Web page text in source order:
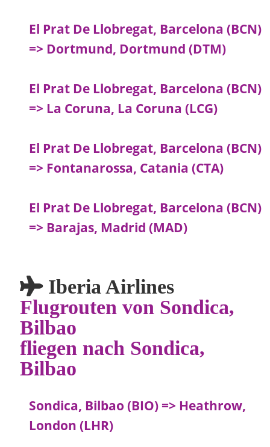
El Prat De Llobregat, Barcelona (BCN)
=> Dortmund, Dortmund (DTM)
El Prat De Llobregat, Barcelona (BCN)
=> La Coruna, La Coruna (LCG)
El Prat De Llobregat, Barcelona (BCN)
=> Fontanarossa, Catania (CTA)
El Prat De Llobregat, Barcelona (BCN)
=> Barajas, Madrid (MAD)
Iberia Airlines
Flugrouten von Sondica,
Bilbao
fliegen nach Sondica,
Bilbao
Sondica, Bilbao (BIO) => Heathrow,
London (LHR)